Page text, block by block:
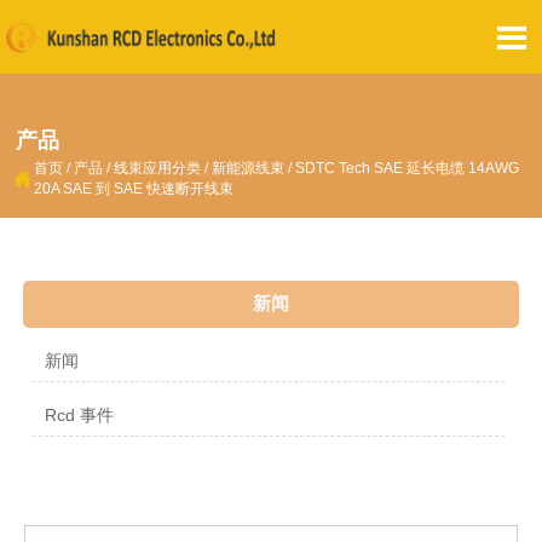

产品
 首页 / 产品 /线束应用分类 / 新能源线束 /SDTC Tech SAE 延长电缆 14AWG
20A SAE 到 SAE 快速断开线束
新闻
新闻
Rcd 事件